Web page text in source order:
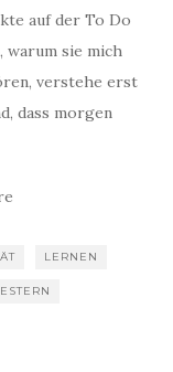
auf der To Do
warum sie mich
verstehe erst
dass morgen
LERNEN